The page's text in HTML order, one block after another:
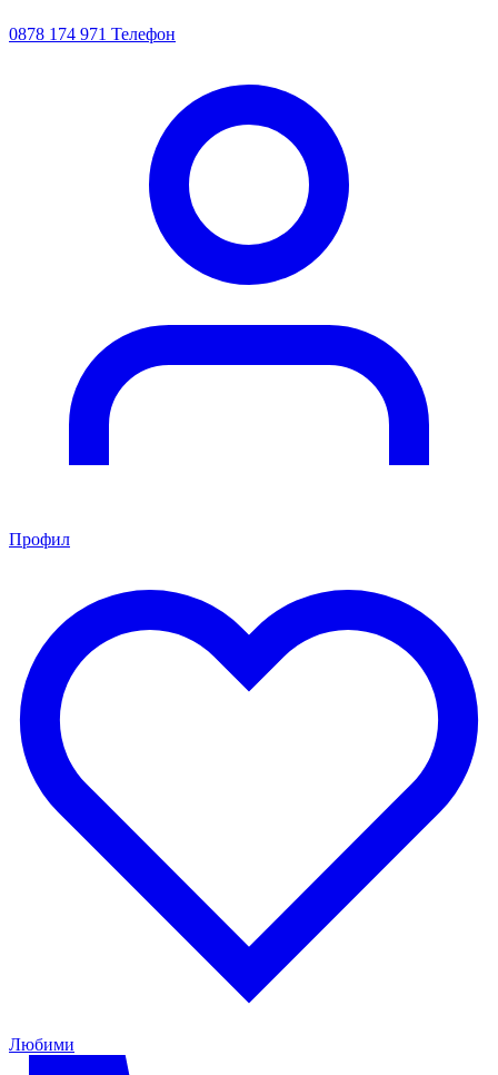
0878 174 971 Телефон
Профил
Любими